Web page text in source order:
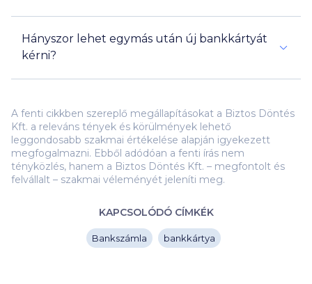
Hányszor lehet egymás után új bankkártyát
kérni?
A fenti cikkben szereplő megállapításokat a Biztos Döntés
Kft. a releváns tények és körülmények lehető
leggondosabb szakmai értékelése alapján igyekezett
megfogalmazni. Ebből adódóan a fenti írás nem
tényközlés, hanem a Biztos Döntés Kft. – megfontolt és
felvállalt – szakmai véleményét jeleníti meg.
KAPCSOLÓDÓ CÍMKÉK
Bankszámla bankkártya